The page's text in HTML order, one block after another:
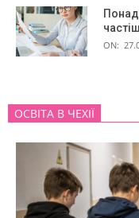
Понад
ON:
ОСВІТА В ЧЕХІЇ